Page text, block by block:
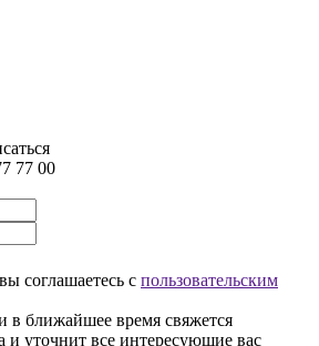
77 00
соглашаетесь с пользовательским
в ближайшее время свяжется
и уточнит все интересующие вас